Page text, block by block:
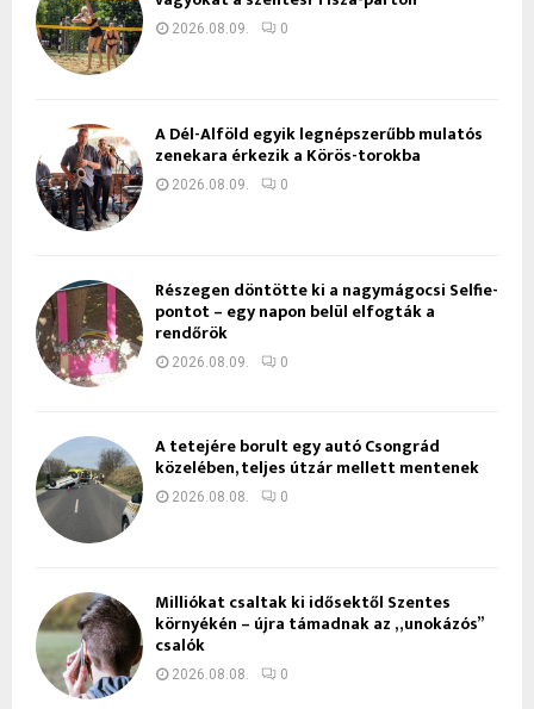
2026.08.09. 0
A Dél-Alföld egyik legnépszerűbb mulatós
zenekara érkezik a Körös-torokba
2026.08.09. 0
Részegen döntötte ki a nagymágocsi Selfie-
pontot – egy napon belül elfogták a
rendőrök
2026.08.09. 0
A tetejére borult egy autó Csongrád
közelében, teljes útzár mellett mentenek
2026.08.08. 0
Milliókat csaltak ki idősektől Szentes
környékén – újra támadnak az „unokázós”
csalók
2026.08.08. 0